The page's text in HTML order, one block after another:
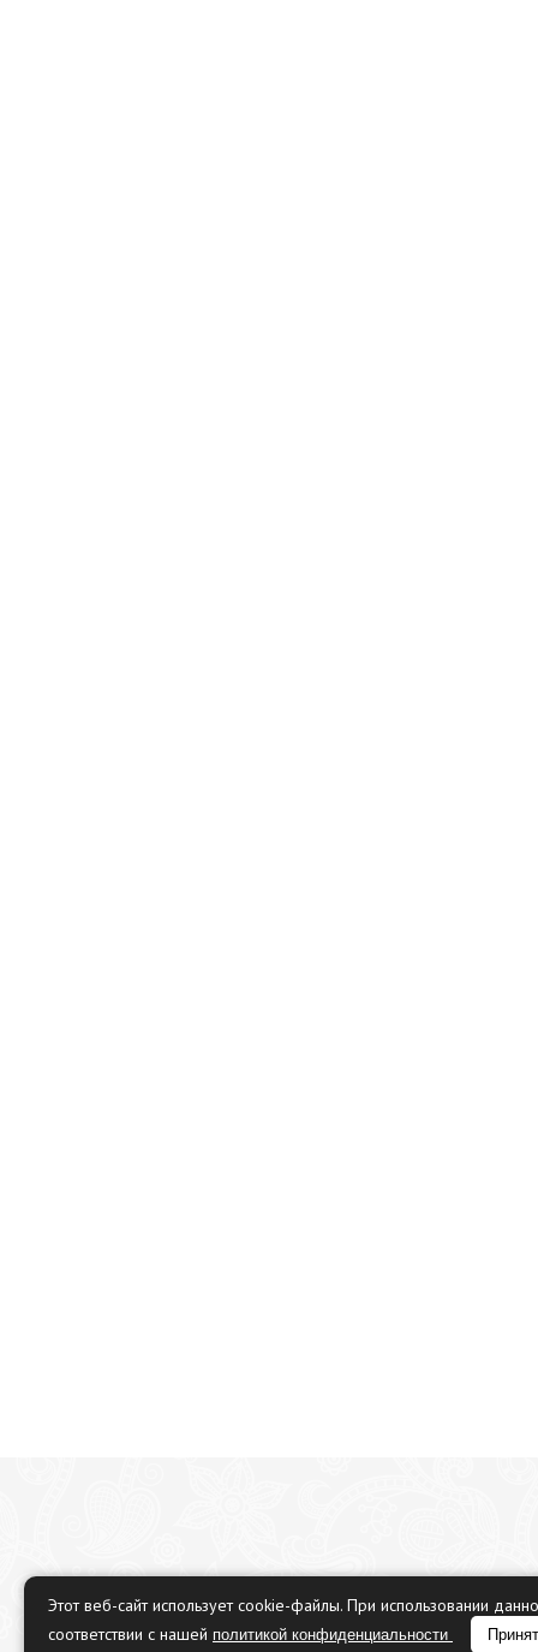
Этот веб-сайт использует cookie-файлы. При использовании
соответствии с нашей политикой конфиденциальности